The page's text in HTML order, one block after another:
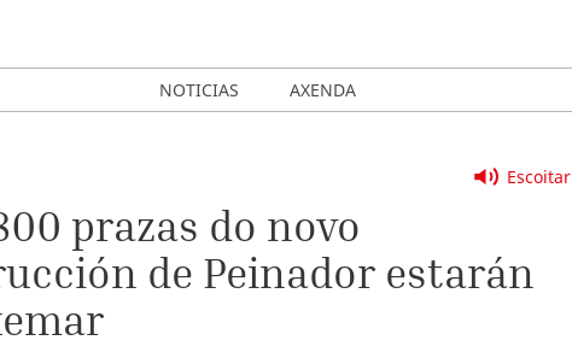
NOTICIAS AXENDA
Escoitar
prazas do novo
de Peinador estarán